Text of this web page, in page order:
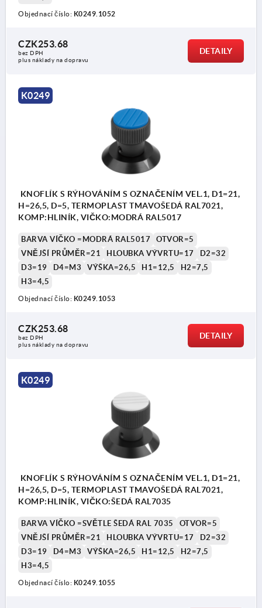
Objednací číslo: K0249.1052
CZK253.68
bez DPH
plus náklady na dopravu
DETAILY
K0249
KNOFLÍK S RÝHOVÁNÍM S OZNAČENÍM VEL.1, D1=21,
H=26,5, D=5, TERMOPLAST TMAVOŠEDÁ RAL7021,
KOMP:HLINÍK, VIČKO:MODRÁ RAL5017
BARVA VÍČKO =MODRÁ RAL5017
OTVOR=5
VNĚJŠÍ PRŮMĚR=21
HLOUBKA VÝVRTU=17
D2=32
D3=19
D4=M3 VÝŠKA=26,5 H1=12,5
H2=7,5
H3=4,5
Objednací číslo: K0249.1053
CZK253.68
bez DPH
plus náklady na dopravu
DETAILY
K0249
KNOFLÍK S RÝHOVÁNÍM S OZNAČENÍM VEL.1, D1=21,
H=26,5, D=5, TERMOPLAST TMAVOŠEDÁ RAL7021,
KOMP:HLINÍK, VIČKO:ŠEDÁ RAL7035
BARVA VÍČKO =SVĚTLE ŠEDÁ RAL 7035
OTVOR=5
VNĚJŠÍ PRŮMĚR=21
HLOUBKA VÝVRTU=17
D2=32
D3=19
D4=M3 VÝŠKA=26,5 H1=12,5
H2=7,5
H3=4,5
Objednací číslo: K0249.1055